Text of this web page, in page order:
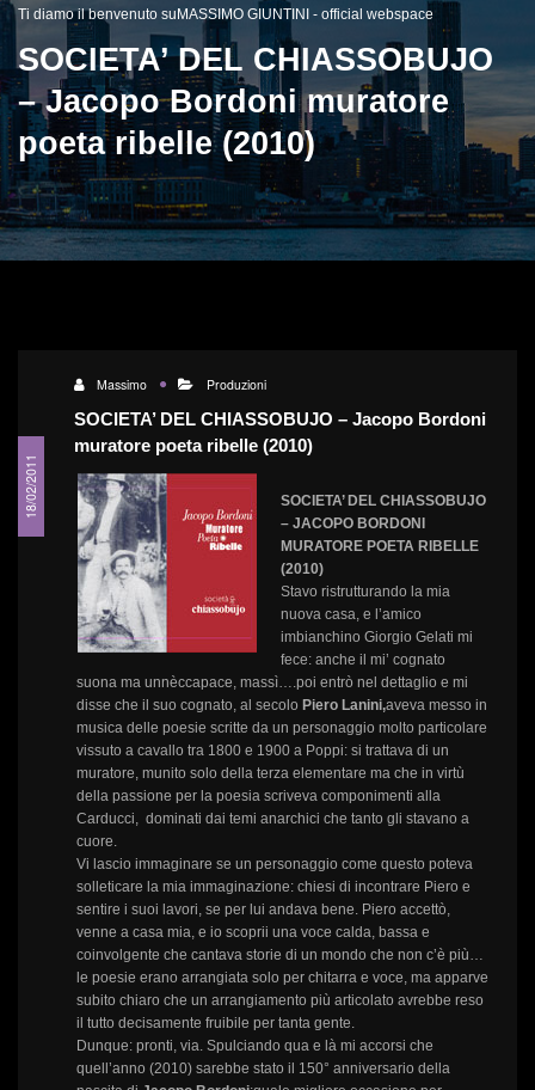
Ti diamo il benvenuto suMASSIMO GIUNTINI - official webspace
SOCIETA’ DEL CHIASSOBUJO
– Jacopo Bordoni muratore
poeta ribelle (2010)
18/02/2011
Massimo Produzioni
SOCIETA’ DEL CHIASSOBUJO – Jacopo Bordoni
muratore poeta ribelle (2010)
SOCIETA’ DEL CHIASSOBUJO
– JACOPO BORDONI
MURATORE POETA RIBELLE
(2010)
Stavo ristrutturando la mia
nuova casa, e l’amico
imbianchino Giorgio Gelati mi
fece: anche il mi’ cognato
suona ma unnèccapace, massì….poi entrò nel dettaglio e mi
disse che il suo cognato, al secolo Piero Lanini,aveva messo in
musica delle poesie scritte da un personaggio molto particolare
vissuto a cavallo tra 1800 e 1900 a Poppi: si trattava di un
muratore, munito solo della terza elementare ma che in virtù
della passione per la poesia scriveva componimenti alla
Carducci, dominati dai temi anarchici che tanto gli stavano a
cuore.
Vi lascio immaginare se un personaggio come questo poteva
solleticare la mia immaginazione: chiesi di incontrare Piero e
sentire i suoi lavori, se per lui andava bene. Piero accettò,
venne a casa mia, e io scoprii una voce calda, bassa e
coinvolgente che cantava storie di un mondo che non c’è più…
le poesie erano arrangiata solo per chitarra e voce, ma apparve
subito chiaro che un arrangiamento più articolato avrebbe reso
il tutto decisamente fruibile per tanta gente.
Dunque: pronti, via. Spulciando qua e là mi accorsi che
quell’anno (2010) sarebbe stato il 150° anniversario della